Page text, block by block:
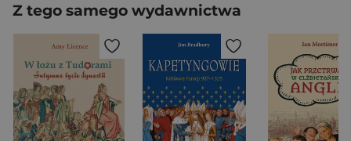
Z tego samego wydawnictwa